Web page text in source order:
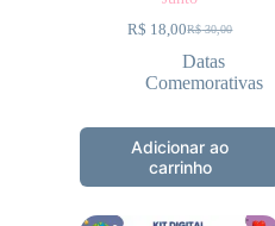
R$30,00
R$ 18,00
Datas
Comemorativas
Adicionar ao
carrinho